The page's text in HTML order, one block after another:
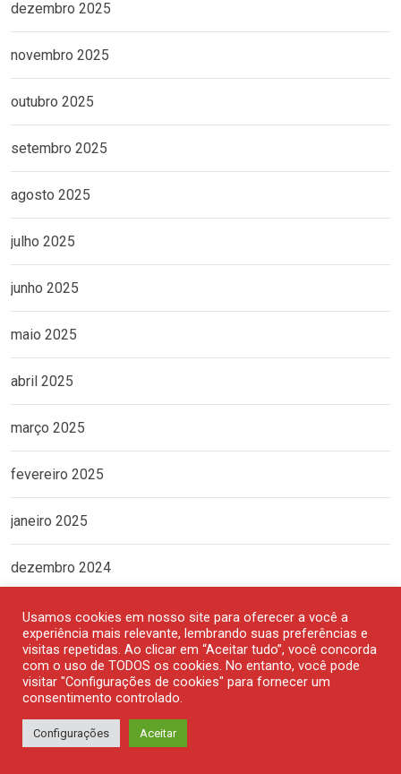
dezembro 2025
novembro 2025
outubro 2025
setembro 2025
agosto 2025
julho 2025
junho 2025
maio 2025
abril 2025
março 2025
fevereiro 2025
janeiro 2025
dezembro 2024
novembro 2024
outubro 2024
setembro 2024
Usamos cookies em nosso site para oferecer a você a
experiência mais relevante, lembrando suas preferências e
visitas repetidas. Ao clicar em “Aceitar tudo”, você concorda
com o uso de TODOS os cookies. No entanto, você pode
visitar "Configurações de cookies" para fornecer um
consentimento controlado.
Configurações Aceitar